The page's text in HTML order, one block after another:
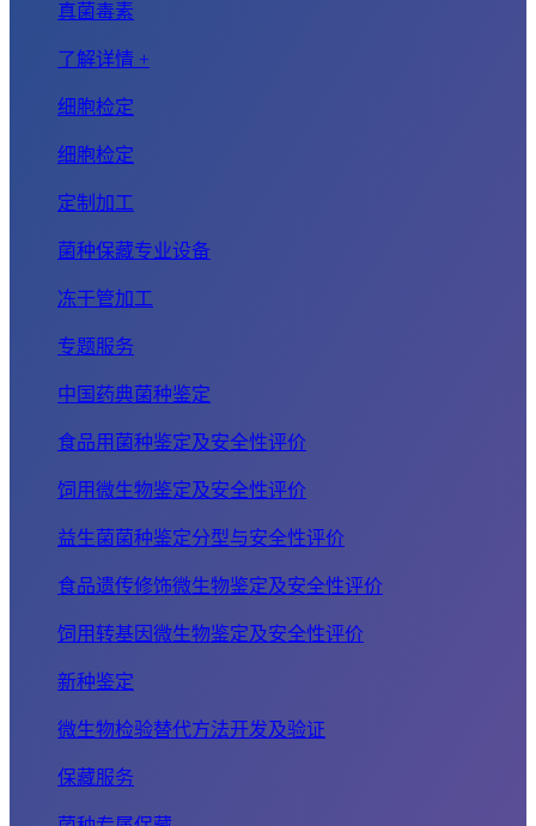
真菌毒素
了解详情 +
细胞检定
细胞检定
定制加工
菌种保藏专业设备
冻干管加工
专题服务
中国药典菌种鉴定
食品用菌种鉴定及安全性评价
饲用微生物鉴定及安全性评价
益生菌菌种鉴定分型与安全性评价
食品遗传修饰微生物鉴定及安全性评价
饲用转基因微生物鉴定及安全性评价
新种鉴定
微生物检验替代方法开发及验证
保藏服务